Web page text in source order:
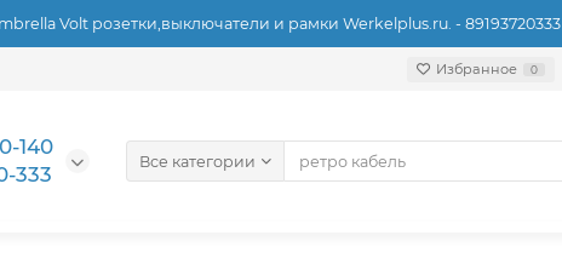
Volt розетки,выключатели и рамки Werkelplus.ru. - 89193720333
Избранное 0
Все категории
140
333